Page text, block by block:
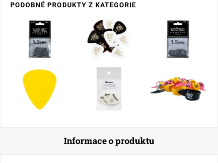
PODOBNÉ PRODUKTY Z KATEGORIE
Informace o produktu